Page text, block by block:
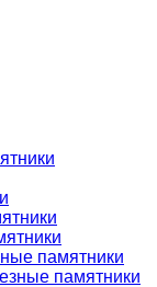
памятники
памятники